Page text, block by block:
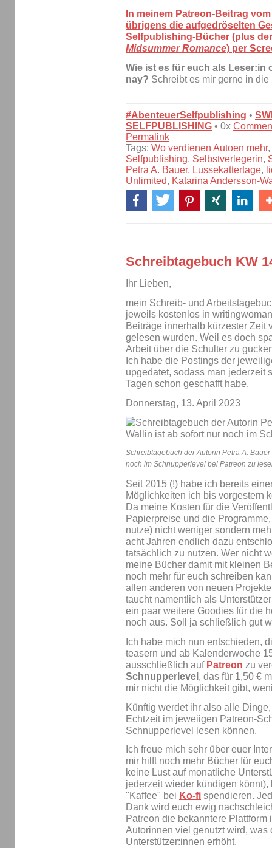
In meinem Patreon-Beitrag
übrigens die aufgedröselten
Selfpublishing-Bücher (plus
Midsummer Romance) per
Wie ist es für euch als Leser:in
nay? Schreibt es mir gerne in die
#AbenteuerSelfpublishing •
SELFPUBLISHING • 0x
Permalink
Tags: Wo verdienen Autoen mehr,
Selfpublishing, Selbstverlegerin,
Petra A. Bauer, Lussekattertage,
Unlimited, Katarina Andersson-
Schreibtagebuch KW
Ihr Lieben,
mein Schreib- und
jeweils kostenlos in
Beiträge innerhalb kürzester Zeit
gelesen wurden. Weil es doch
Arbeit über die Schulter zu
Ich habe die Postings der
upgedatet, sodass man jederzeit
Tagen schon geschafft habe.
Donnerstag, 13. April 2023
Schreibtagebuch der Autorin Petra A.
noch im Schnupperlevel bei Patreon zu
Seit 2015 (!) habe ich bereits
Möglichkeiten ich bis vorgestern
Da meine Kosten für die
Papierpreise und die
nutze) nicht weniger sondern
acht Jahren endlich dazu
tatsächlich zu nutzen. Wer nicht
meine Bücher damit mit kleinen
noch mehr für euch schreiben
allen anderen von neuen
taucht namentlich als
ein paar weitere Goodies für die
noch aus. Soll ja schließlich gut
Ich habe mich nun entschieden,
teasern und ab Kalenderwoche
ausschließlich auf Patreon zu
Schnupperlevel , das für 1,50 €
mir nicht die Möglichkeit gibt,
Künftig werdet ihr also alle
Echtzeit im jeweiigen Patreon-
Schnupperlevel lesen können.
Ich freue mich sehr über euer
mir hilft noch mehr Bücher für
keine Lust auf monatliche
jederzeit wieder kündigen
"Kaffee" bei Ko-fi spendieren.
Dank wird euch ewig
Patreon die bekanntere
Autorinnen viel genutzt wird,
Unterstützer:innen erhöht.